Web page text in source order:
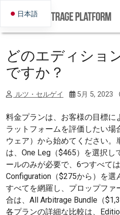
どのエディショ
ですか？
ルツ・セルゲイ 5月 5, 2023
料金プランは、お客様の目標に
ラットフォームを評価したい場
ウェア）から始めてください。
は、One Leg（$465）を選択し
ールのみが必要で、6つすべて
Configuration（$275から）を
すべてを網羅し、プロップファ
合は、All Arbitrage Bundle（
各プランの詳細な比較は、
日本語